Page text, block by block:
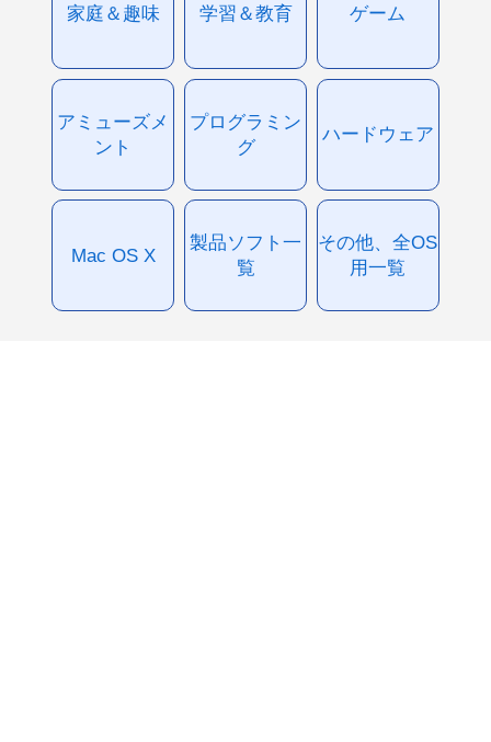
家庭＆趣味 学習＆教育 ゲーム
アミューズメ
ント
プログラミン
グ
ハードウェア
Mac OS X
製品ソフト一
覧
その他、全OS
用一覧